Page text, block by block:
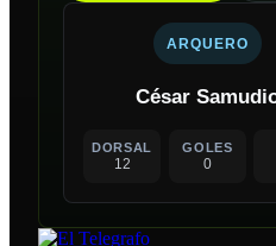
ARQUERO
César
DORSAL
12
GOLES
0